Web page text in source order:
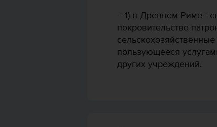
- 1) в Древнем Риме -
покровительство
пользующееся
других учреждений.